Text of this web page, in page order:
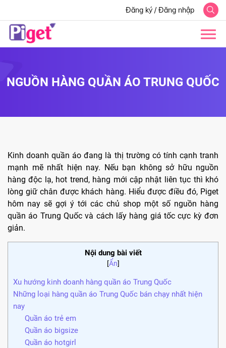
Đăng ký /Đăng nhập
NGUỒN HÀNG QUẦN ÁO TRUNG QUỐC
Kinh doanh quần áo đang là thị trường có tính cạnh tranh
mạnh mẽ nhất hiện nay. Nếu bạn không sở hữu nguồn
hàng độc lạ, hot trend, hàng mới cập nhật liên tục thì khó
lòng giữ chân được khách hàng. Hiểu được điều đó, Piget
hôm nay sẽ gợi ý tới các chủ shop một số nguồn hàng
quần áo Trung Quốc và cách lấy hàng giá tốc cực kỳ đơn
giản.
Nội dung bài viết
[Ẩn]
Xu hướng kinh doanh hàng quần áo Trung Quốc
Những loại hàng quần áo Trung Quốc bán chạy nhất hiện
nay
Quần áo trẻ em
Quần áo bigsize
Quần áo hotgirl